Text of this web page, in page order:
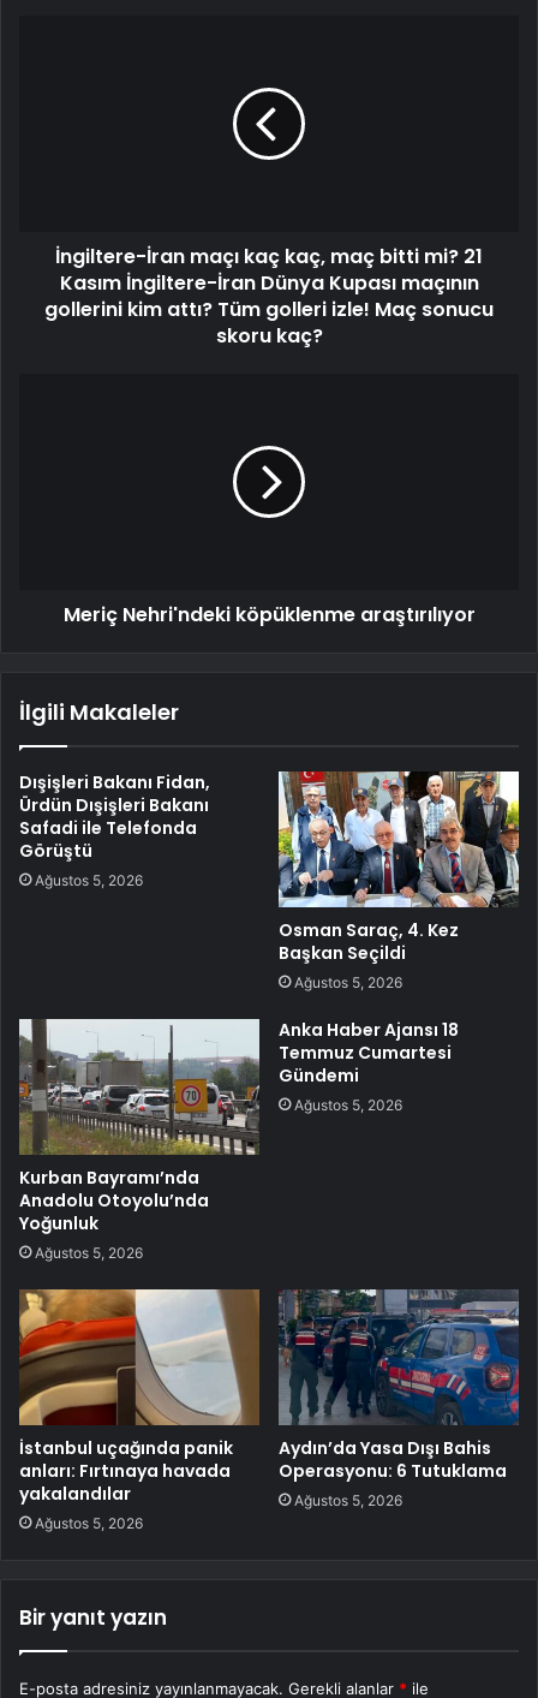
İngiltere-İran maçı kaç kaç, maç bitti mi? 21
Kasım İngiltere-İran Dünya Kupası maçının
gollerini kim attı? Tüm golleri izle! Maç sonucu
skoru kaç?
Meriç Nehri'ndeki köpüklenme araştırılıyor
İlgili Makaleler
Dışişleri Bakanı Fidan,
Ürdün Dışişleri Bakanı
Safadi ile Telefonda
Görüştü
Ağustos 5, 2026
Osman Saraç, 4. Kez
Başkan Seçildi
Ağustos 5, 2026
Kurban Bayramı’nda
Anadolu Otoyolu’nda
Yoğunluk
Ağustos 5, 2026
Anka Haber Ajansı 18
Temmuz Cumartesi
Gündemi
Ağustos 5, 2026
İstanbul uçağında panik
anları: Fırtınaya havada
yakalandılar
Ağustos 5, 2026
Aydın’da Yasa Dışı Bahis
Operasyonu: 6 Tutuklama
Ağustos 5, 2026
Bir yanıt yazın
E-posta adresiniz yayınlanmayacak. Gerekli alanlar * ile